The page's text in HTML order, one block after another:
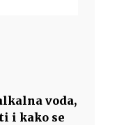
voda,
i kako se